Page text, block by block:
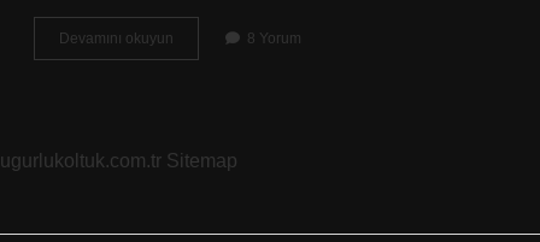
Devamını okuyun
nasıl
8 Yorum
ugurlukoltuk.com.tr Sitemap